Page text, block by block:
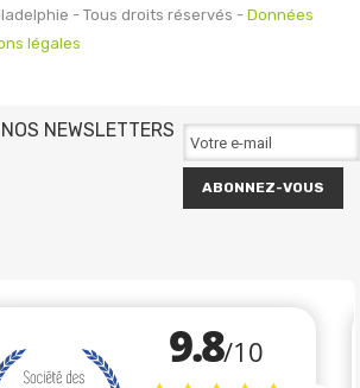
- Tous droits réservés - Données
légales
NEWSLETTERS
ABONNEZ-VOUS